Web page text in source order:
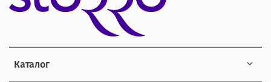
Каталог